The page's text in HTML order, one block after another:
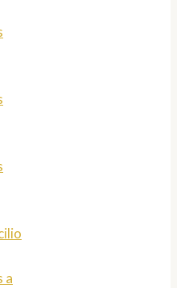
a